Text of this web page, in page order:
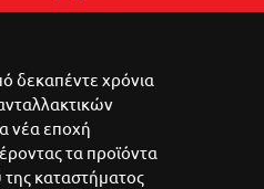
δεκαπέντε χρόνια
νέα εποχή
τα προϊόντα
καταστήματος